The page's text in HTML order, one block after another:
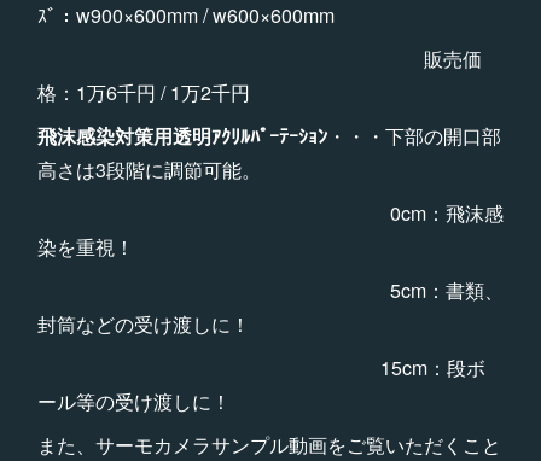
ｽﾞ：w900×600mm / w600×600mm
販売価
格：1万6千円 / 1万2千円
飛沫感染対策用透明ｱｸﾘﾙﾊﾟｰﾃｰｼｮﾝ・・・下部の開口部
高さは3段階に調節可能。
0cm：飛沫感
染を重視！
5cm：書類、
封筒などの受け渡しに！
15cm：段ボ
ール等の受け渡しに！
また、サーモカメラサンプル動画をご覧いただくこと